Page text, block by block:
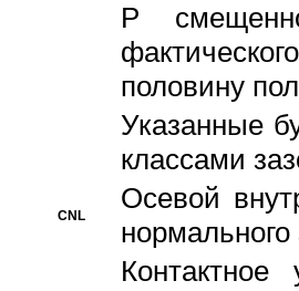
P
половину
Указанные
классами
CNL
Осевой
нормального